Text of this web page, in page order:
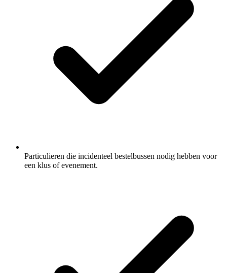
Particulieren die incidenteel bestelbussen nodig hebben voor
een klus of evenement.